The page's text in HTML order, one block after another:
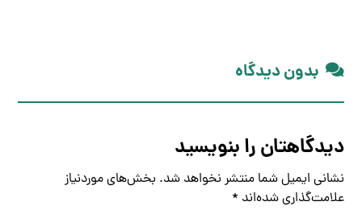
بدون دیدگاه
دیدگاهتان را بنویسید
نشانی ایمیل شما منتشر نخواهد شد. بخش‌های موردنیاز
علامت‌گذاری شده‌اند *